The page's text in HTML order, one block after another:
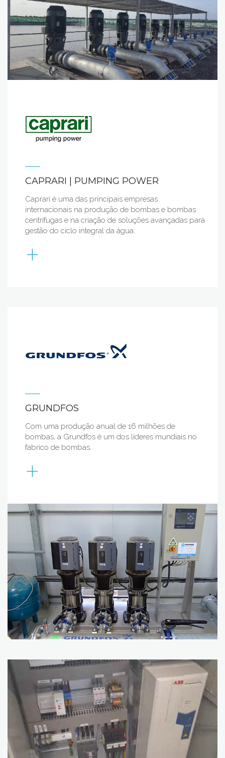
CAPRARI | PUMPING POWER
Caprari é uma das principais empresas
internacionais na produção de bombas e bombas
centrífugas e na criação de soluções avançadas para
gestão do ciclo integral da água.
+
GRUNDFOS
Com uma produção anual de 16 milhões de
bombas, a Grundfos é um dos líderes mundiais no
fabrico de bombas.
+